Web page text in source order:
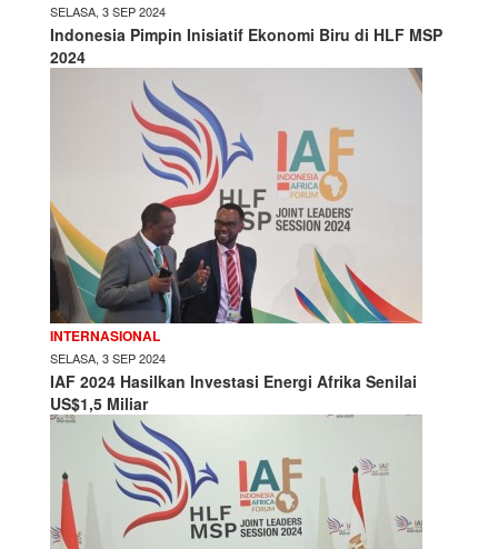
SELASA, 3 SEP 2024
Indonesia Pimpin Inisiatif Ekonomi Biru di HLF MSP
2024
INTERNASIONAL
SELASA, 3 SEP 2024
IAF 2024 Hasilkan Investasi Energi Afrika Senilai
US$1,5 Miliar